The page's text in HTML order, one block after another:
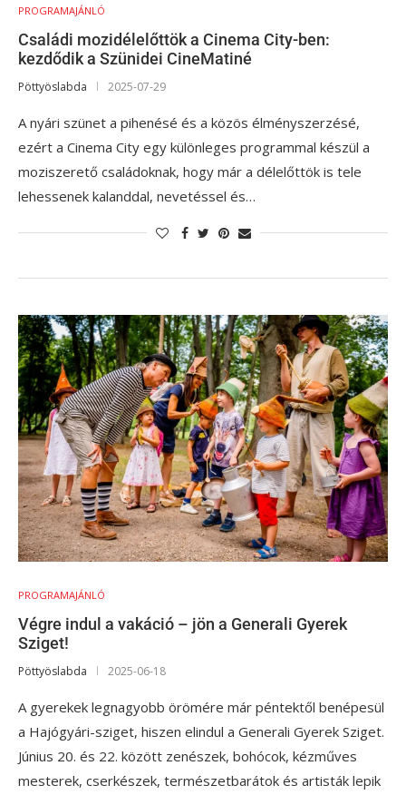
PROGRAMAJÁNLÓ
Családi mozidélelőttök a Cinema City-ben:
kezdődik a Szünidei CineMatiné
Pöttyöslabda 2025-07-29
A nyári szünet a pihenésé és a közös élményszerzésé,
ezért a Cinema City egy különleges programmal készül a
moziszerető családoknak, hogy már a délelőttök is tele
lehessenek kalanddal, nevetéssel és…
PROGRAMAJÁNLÓ
Végre indul a vakáció – jön a Generali Gyerek
Sziget!
Pöttyöslabda 2025-06-18
A gyerekek legnagyobb örömére már péntektől benépesül
a Hajógyári-sziget, hiszen elindul a Generali Gyerek Sziget.
Június 20. és 22. között zenészek, bohócok, kézműves
mesterek, cserkészek, természetbarátok és artisták lepik